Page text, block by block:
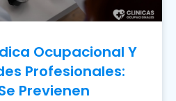
Ocupacional Y
Profesionales:
Previenen